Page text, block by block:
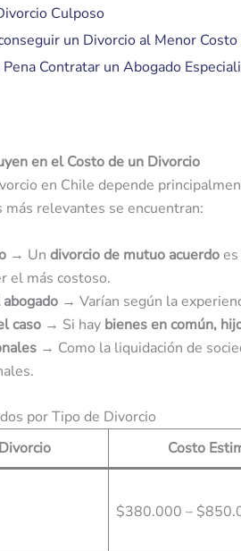
Culposo
un Divorcio al Menor
Pena Contratar un Abogado
en el Costo de un Divorcio
en Chile depende
más relevantes se encuentran:
→ Un divorcio de mutuo acuerdoes
el más costoso.
→ Varían según la
caso→ Si hay bienes en común,
→ Como la liquidación de
por Tipo de Divorcio
Costo
$380.000 –